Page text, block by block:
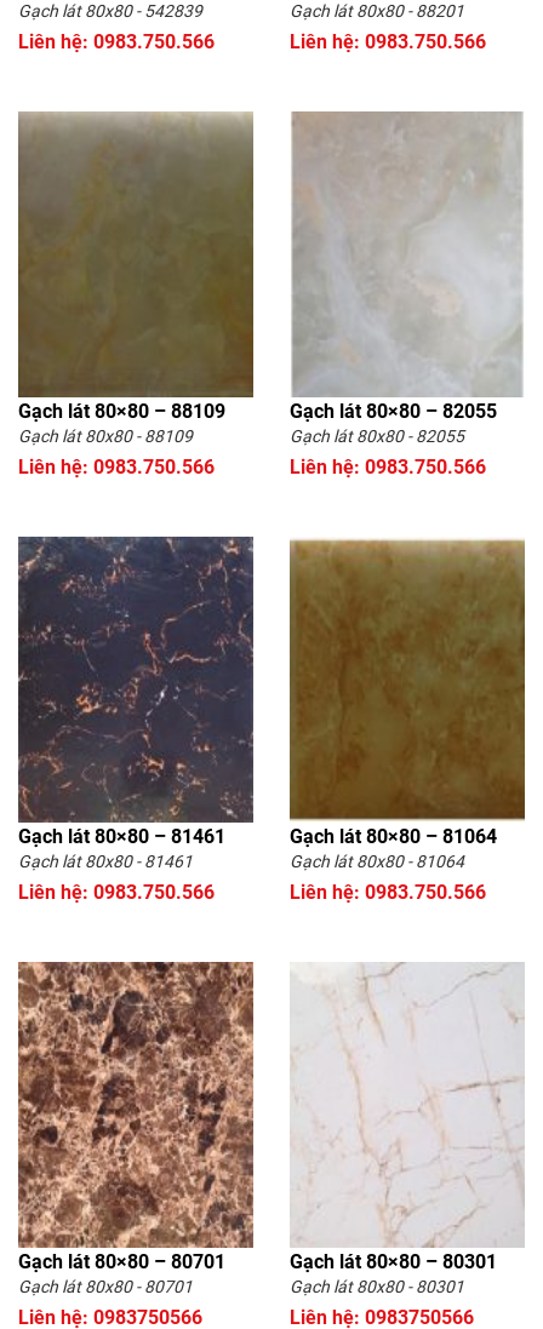
Gạch lát 80x80 - 542839
Liên hệ: 0983.750.566
Gạch lát 80x80 - 88201
Liên hệ: 0983.750.566
Gạch lát 80×80 – 88109
Gạch lát 80x80 - 88109
Liên hệ: 0983.750.566
Gạch lát 80×80 – 82055
Gạch lát 80x80 - 82055
Liên hệ: 0983.750.566
Gạch lát 80×80 – 81461
Gạch lát 80x80 - 81461
Liên hệ: 0983.750.566
Gạch lát 80×80 – 81064
Gạch lát 80x80 - 81064
Liên hệ: 0983.750.566
Gạch lát 80×80 – 80701
Gạch lát 80x80 - 80701
Liên hệ: 0983750566
Gạch lát 80×80 – 80301
Gạch lát 80x80 - 80301
Liên hệ: 0983750566